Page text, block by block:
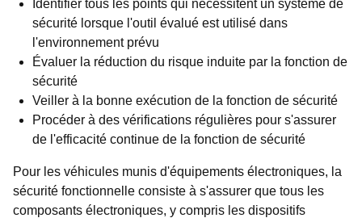
Identifier tous les points qui nécessitent un système de
sécurité lorsque l'outil évalué est utilisé dans
l'environnement prévu
Évaluer la réduction du risque induite par la fonction de
sécurité
Veiller à la bonne exécution de la fonction de sécurité
Procéder à des vérifications régulières pour s'assurer
de l'efficacité continue de la fonction de sécurité
Pour les véhicules munis d'équipements électroniques, la
sécurité fonctionnelle consiste à s'assurer que tous les
composants électroniques, y compris les dispositifs